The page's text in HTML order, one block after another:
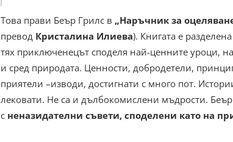
Това прави Беър Грилс в „Наръчник за
превод Кристалина Илиева). Книгата е
тях приключенецът споделя най-ценните уроци,
и сред природата. Ценности, добродетели,
приятели –изводи, достигнати с много пот.
лековати. Не са и дълбокомислени мъдрости. Беър
с неназидателни съвети, споделени като на